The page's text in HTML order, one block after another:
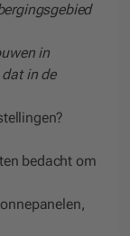
in
in de
bedacht om